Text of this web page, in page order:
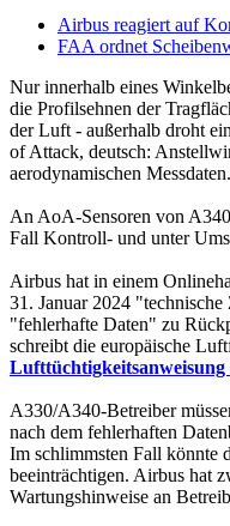
Airbus reagiert auf
FAA ordnet
Nur innerhalb eines
die Profilsehnen der
der Luft - außerhalb droht
of Attack, deutsch:
aerodynamischen Messdaten.
An AoA-Sensoren von
Fall Kontroll- und unter
Airbus hat in einem
31. Januar 2024
"fehlerhafte Daten" zu
schreibt die europäische
Lufttüchtigkeitsanweisung
A330/A340-Betreiber
nach dem fehlerhaften
Im schlimmsten Fall könnte
beeinträchtigen. Airbus hat
Wartungshinweise an